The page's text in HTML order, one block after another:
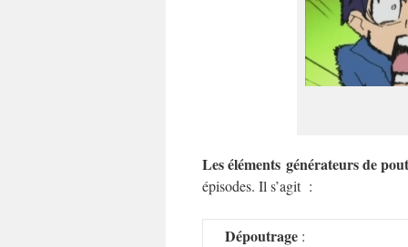
Les éléments générateurs de
épisodes. Il s’agit :
Dépoutrage :